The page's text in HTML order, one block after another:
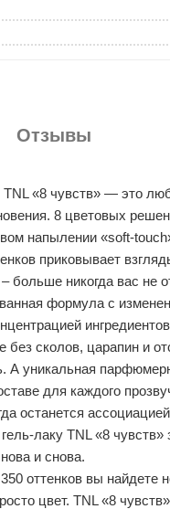
Отзывы
«8 чувств» — это
8 цветовых
напылении «soft-
приковывает
больше никогда вас не
формула с
без сколов, царапин и
А уникальная
для каждого
останется
лаку TNL «8 чувств»
и снова.
оттенков вы найдете
цвет. TNL «8